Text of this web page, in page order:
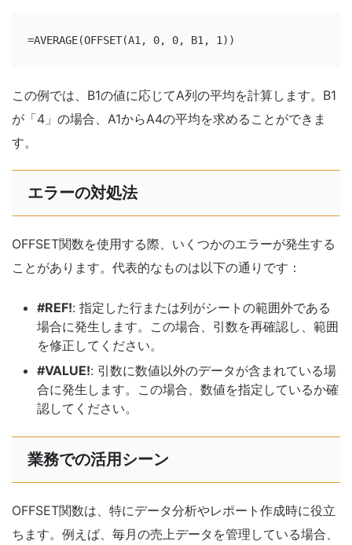
=AVERAGE(OFFSET(A1, 0, 0, B1, 1))
この例では、B1の値に応じてA列の平均を計算します。B1
が「4」の場合、A1からA4の平均を求めることができま
す。
エラーの対処法
OFFSET関数を使用する際、いくつかのエラーが発生する
ことがあります。代表的なものは以下の通りです：
#REF!: 指定した行または列がシートの範囲外である
場合に発生します。この場合、引数を再確認し、範囲
を修正してください。
#VALUE!: 引数に数値以外のデータが含まれている場
合に発生します。この場合、数値を指定しているか確
認してください。
業務での活用シーン
OFFSET関数は、特にデータ分析やレポート作成時に役立
ちます。例えば、毎月の売上データを管理している場合、